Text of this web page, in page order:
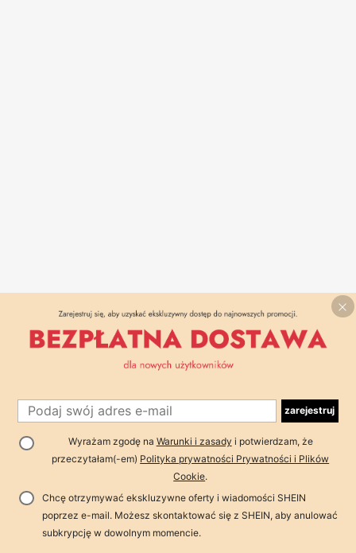
zarejestruj
Wyrażam zgodę na Warunki i zasady i potwierdzam, że
przeczytałam(-em) Polityka prywatności Prywatności i Plików
Cookie.
Chcę otrzymywać ekskluzywne oferty i wiadomości SHEIN
poprzez e-mail. Możesz skontaktować się z SHEIN, aby anulować
subkrypcję w dowolnym momencie.